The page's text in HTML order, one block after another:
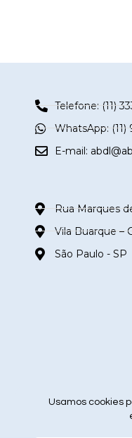
Telefone: (11)
WhatsApp:
E-mail:
Rua Marques
Vila Buarque –
São Paulo - SP
siga
Usamos cookies